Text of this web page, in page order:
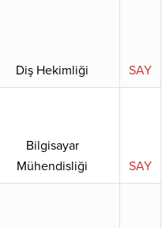
Diş Hekimliği SAY
Bilgisayar
Mühendisliği
SAY